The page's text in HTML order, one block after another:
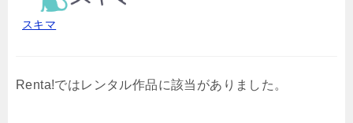
スキマ
Renta!ではレンタル作品に該当がありました。